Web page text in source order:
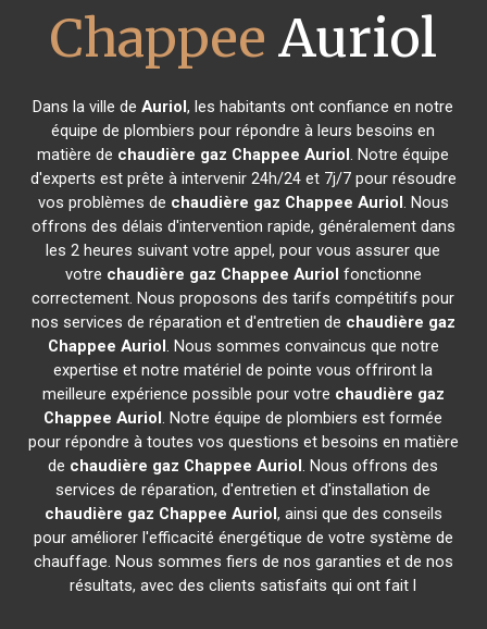
Chappee Auriol
Dans la ville deAuriol, les habitants ont confiance en notre
équipe de plombiers pour répondre à leurs besoins en
matière de chaudière gaz Chappee Auriol. Notre équipe
d'experts est prête à intervenir 24h/24 et 7j/7 pour résoudre
vos problèmes de chaudière gaz Chappee Auriol. Nous
offrons des délais d'intervention rapide, généralement dans
les 2 heures suivant votre appel, pour vous assurer que
votre chaudière gaz Chappee Auriol fonctionne
correctement. Nous proposons des tarifs compétitifs pour
nos services de réparation et d'entretien de chaudière gaz
Chappee Auriol. Nous sommes convaincus que notre
expertise et notre matériel de pointe vous offriront la
meilleure expérience possible pour votre chaudière gaz
Chappee Auriol. Notre équipe de plombiers est formée
pour répondre à toutes vos questions et besoins en matière
de chaudière gaz Chappee Auriol. Nous offrons des
services de réparation, d'entretien et d'installation de
chaudière gaz Chappee Auriol, ainsi que des conseils
pour améliorer l'efficacité énergétique de votre système de
chauffage. Nous sommes fiers de nos garanties et de nos
résultats, avec des clients satisfaits qui ont fait l